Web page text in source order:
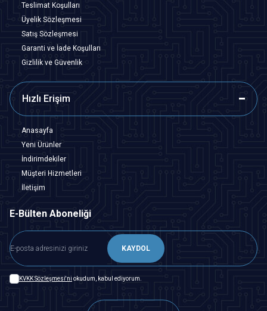
Teslimat Koşulları
Üyelik Sözleşmesi
Satış Sözleşmesi
Garanti ve İade Koşulları
Gizlilik ve Güvenlik
Hızlı Erişim
Anasayfa
Yeni Ürünler
İndirimdekiler
Müşteri Hizmetleri
İletişim
E-Bülten Aboneliği
KAYDOL
KVKK Sözleşmesi'ni okudum, kabul ediyorum.